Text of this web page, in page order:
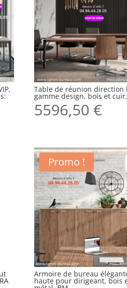
Table de réunion direction
gamme design, bois et
5596,50€
Promo !
Armoire de bureau
haute pour dirigeant, bois